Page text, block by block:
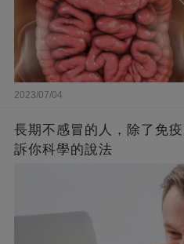
2023/07/04
長期不感冒的人，除了免
訴你科學的說法